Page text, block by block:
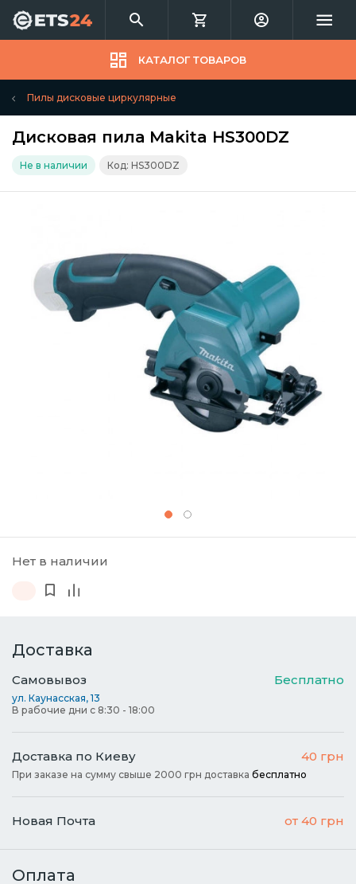
КАТАЛОГ ТОВАРОВ
Пилы дисковые циркулярные
Дисковая пила Makita HS300DZ
Не в наличии Код: HS300DZ
Нет в наличии
Доставка
Самовывоз Бесплатно
ул. Каунасская, 13
В рабочие дни с 8:30 - 18:00
Доставка по Киеву 40 грн
При заказе на сумму свыше 2000 грн доставка бесплатно
Новая Почта от 40 грн
Оплата